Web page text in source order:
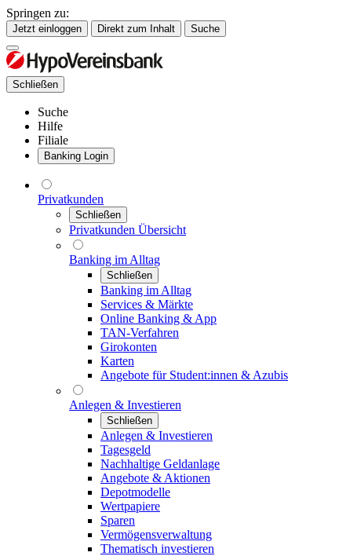
Springen zu:
Jetzt einloggen Direkt zum Inhalt Suche
Schließen
Suche
Hilfe
Filiale
Banking Login
Privatkunden
Schließen
Privatkunden Übersicht
Banking im Alltag
Schließen
Banking im Alltag
Services & Märkte
Online Banking & App
TAN-Verfahren
Girokonten
Karten
Angebote für Student:innen & Azubis
Anlegen & Investieren
Schließen
Anlegen & Investieren
Tagesgeld
Nachhaltige Geldanlage
Angebote & Aktionen
Depotmodelle
Wertpapiere
Sparen
Vermögensverwaltung
Thematisch investieren